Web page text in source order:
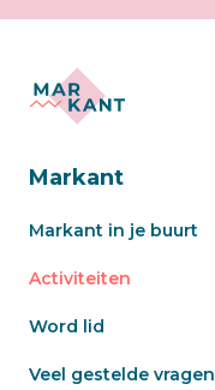
Markant
Markant in je buurt
Activiteiten
Word lid
Veel gestelde vragen